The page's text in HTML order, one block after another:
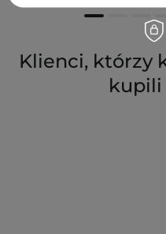
Klienci, którzy
kupili